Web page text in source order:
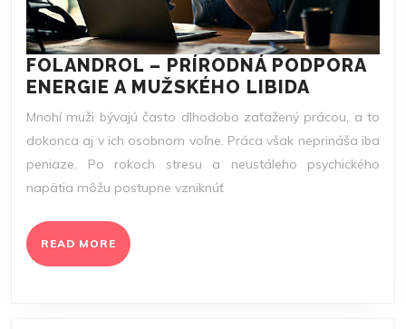
FOLANDROL – PRÍRODNÁ PODPORA
ENERGIE A MUŽSKÉHO LIBIDA
–
PODPORA
ENERGIE
Mnohí muži bývajú často dlhodobo zaťažený prácou, a to
dokonca aj v ich osobnom voľne. Práca však neprináša iba
peniaze. Po rokoch stresu a neustáleho psychického
napätia môžu postupne vzniknúť
READ MORE READ
MORE